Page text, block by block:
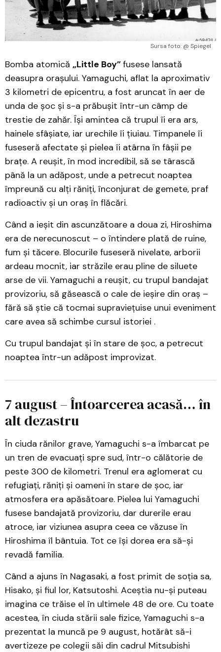
Sursa foto: @ Spiegel
Bomba atomică „Little Boy”fusese lansată
deasupra orașului. Yamaguchi, aflat la aproximativ
3 kilometri de epicentru, a fost aruncat în aer de
unda de șoc și s-a prăbușit într-un câmp de
trestie de zahăr. Își amintea că trupul îi era ars,
hainele sfâșiate, iar urechile îi țiuiau. Timpanele îi
fuseseră afectate și pielea îi atârna în fâșii pe
brațe. A reușit, în mod incredibil, să se târască
până la un adăpost, unde a petrecut noaptea
împreună cu alți răniți, înconjurat de gemete, praf
radioactiv și un oraș în flăcări.
Când a ieșit din ascunzătoare a doua zi, Hiroshima
era de nerecunoscut – o întindere plată de ruine,
fum și tăcere. Blocurile fuseseră nivelate, arborii
ardeau mocnit, iar străzile erau pline de siluete
arse de vii. Yamaguchi a reușit, cu trupul bandajat
provizoriu, să găsească o cale de ieșire din oraș –
fără să știe că tocmai supraviețuise unui eveniment
care avea să schimbe cursul istoriei .
Cu trupul bandajat și în stare de șoc, a petrecut
noaptea într-un adăpost improvizat.
7 august – Întoarcerea acasă… în
alt dezastru
În ciuda rănilor grave, Yamaguchi s-a îmbarcat pe
un tren de evacuați spre sud, într-o călătorie de
peste 300 de kilometri. Trenul era aglomerat cu
refugiați, răniți și oameni în stare de șoc, iar
atmosfera era apăsătoare. Pielea lui Yamaguchi
fusese bandajată provizoriu, dar durerile erau
atroce, iar viziunea asupra ceea ce văzuse în
Hiroshima îl bântuia. Tot ce își dorea era să-și
revadă familia.
Când a ajuns în Nagasaki, a fost primit de soția sa,
Hisako, și fiul lor, Katsutoshi. Aceștia nu-și puteau
imagina ce trăise el în ultimele 48 de ore. Cu toate
acestea, în ciuda stării sale fizice, Yamaguchi s-a
prezentat la muncă pe 9 august, hotărât să-i
avertizeze pe colegii săi din cadrul Mitsubishi